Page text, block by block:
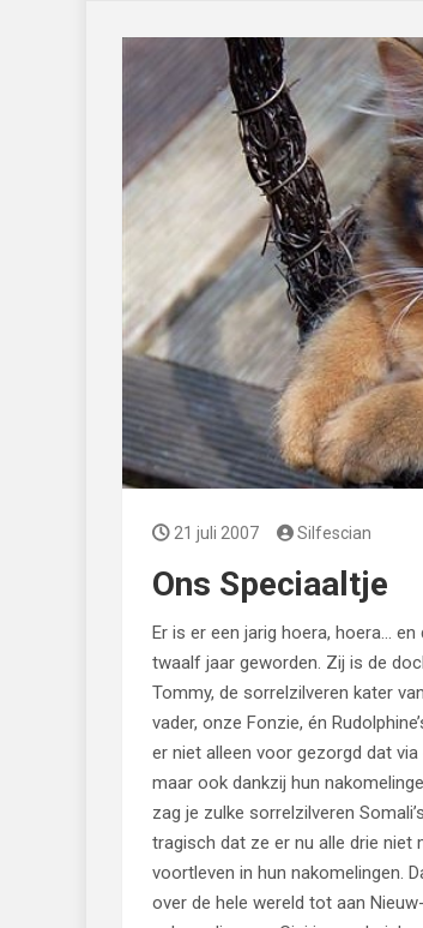
21 juli 2007 Silfescian
Ons Speciaaltje
Er is er een jarig hoera, hoera…
twaalf jaar geworden. Zij is de
Tommy, de sorrelzilveren kater
vader, onze Fonzie, én
er niet alleen voor gezorgd dat
maar ook dankzij hun
zag je zulke sorrelzilveren
tragisch dat ze er nu alle drie niet
voortleven in hun nakomelingen.
over de hele wereld tot aan